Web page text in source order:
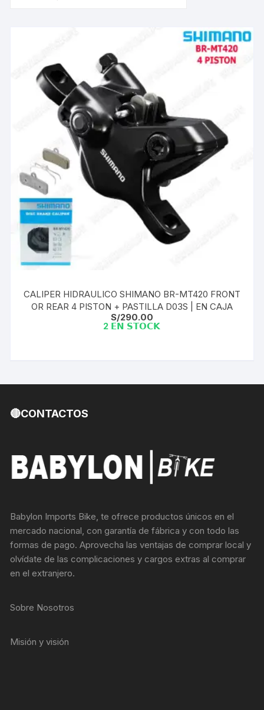
CALIPER HIDRAULICO SHIMANO BR-MT420 FRONT
OR REAR 4 PISTON + PASTILLA D03S | EN CAJA
S/290.00
2 𝗘𝗡 𝗦𝗧𝗢𝗖𝗞
🔴CONTACTOS
Babylon Imports Bike, te ofrece productos únicos en el
mercado nacional, con garantía de fábrica y con todo las
formas de pago. Aprovecha las ventajas de comprar local y
olvídate de las complicaciones y cargos extras al comprar
en el extranjero.
Sobre Nosotros
Misión y visión